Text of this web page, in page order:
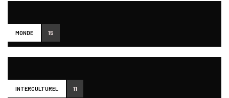
MONDE 15
INTERCULTUREL 11